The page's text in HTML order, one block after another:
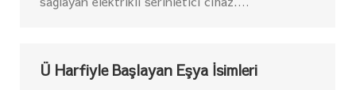
Ü Harfiyle Başlayan Eşya İsimleri